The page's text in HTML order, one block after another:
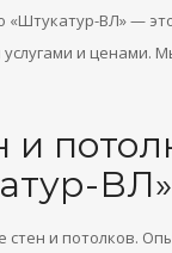
ВЛ» —
и ценами.
и
ВЛ»
стен и потолков.